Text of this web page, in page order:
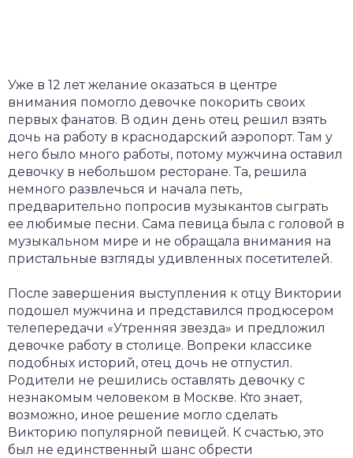
Уже в 12 лет желание оказаться в центре
внимания помогло девочке покорить своих
первых фанатов. В один день отец решил взять
дочь на работу в краснодарский аэропорт. Там у
него было много работы, потому мужчина оставил
девочку в небольшом ресторане. Та, решила
немного развлечься и начала петь,
предварительно попросив музыкантов сыграть
ее любимые песни. Сама певица была с головой в
музыкальном мире и не обращала внимания на
пристальные взгляды удивленных посетителей.
После завершения выступления к отцу Виктории
подошел мужчина и представился продюсером
телепередачи «Утренняя звезда» и предложил
девочке работу в столице. Вопреки классике
подобных историй, отец дочь не отпустил.
Родители не решились оставлять девочку с
незнакомым человеком в Москве. Кто знает,
возможно, иное решение могло сделать
Викторию популярной певицей. К счастью, это
был не единственный шанс обрести